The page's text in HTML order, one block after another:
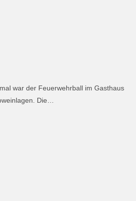
war der Feuerwehrball im Gasthaus
Die…